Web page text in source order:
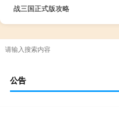
战三国正式版攻略
公告